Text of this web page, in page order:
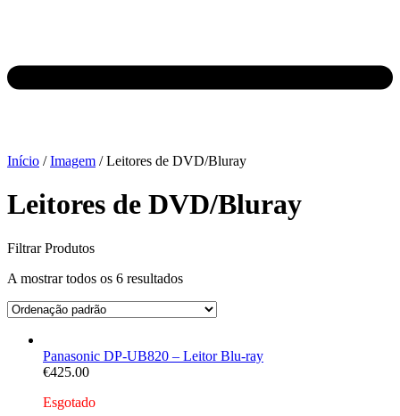
Início /Imagem / Leitores de DVD/Bluray
Leitores de DVD/Bluray
Filtrar Produtos
A mostrar todos os 6 resultados
Panasonic DP-UB820 – Leitor Blu-ray
€425.00
Esgotado